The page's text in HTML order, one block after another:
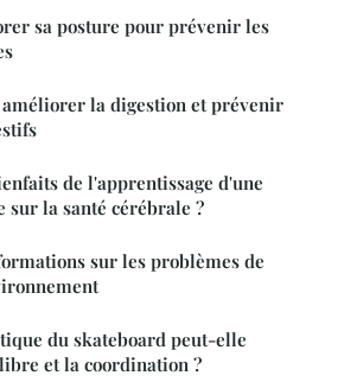
sa posture pour prévenir les
améliorer la digestion et prévenir
de l'apprentissage d'une
sur la santé cérébrale ?
sur les problèmes de
du skateboard peut-elle
et la coordination ?